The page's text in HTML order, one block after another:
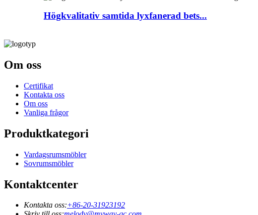
Högkvalitativ samtida lyxfanerad bets...
Om oss
Certifikat
Kontakta oss
Om oss
Vanliga frågor
Produktkategori
Vardagsrumsmöbler
Sovrumsmöbler
Kontaktcenter
Kontakta oss:+86-20-31923192